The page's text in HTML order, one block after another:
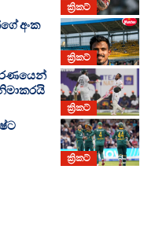
ක්‍රිකට්
ක්‍රිකට්
අංක
ක්‍රිකට්
ක්‍රිකට්